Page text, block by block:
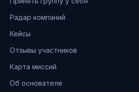
Радар компаний
Кейсы
Отзывы участников
Карта миссий
Об основателе